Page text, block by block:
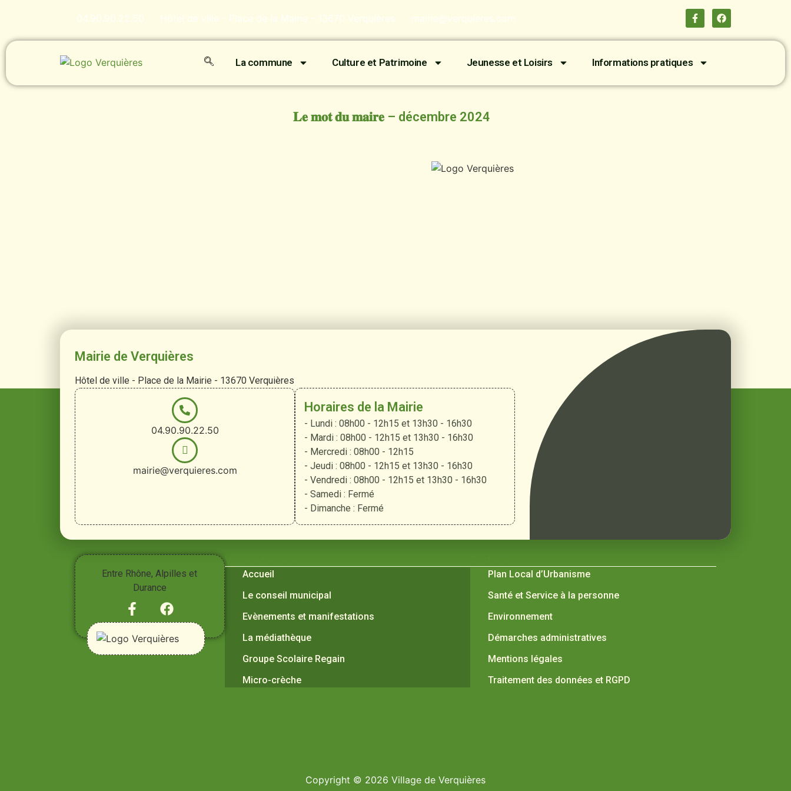
04.90.90.22.50 Hôtel de ville - Place de la Mairie - 13670 Verquières mairie@verquieres.com
La commune Culture et Patrimoine Jeunesse et Loisirs Informations pratiques
𝐋𝐞 𝐦𝐨𝐭 𝐝𝐮 𝐦𝐚𝐢𝐫𝐞 – décembre 2024
Mairie de Verquières
Hôtel de ville - Place de la Mairie - 13670 Verquières
04.90.90.22.50
mairie@verquieres.com
Horaires de la Mairie
- Lundi : 08h00 - 12h15 et 13h30 - 16h30
- Mardi : 08h00 - 12h15 et 13h30 - 16h30
- Mercredi : 08h00 - 12h15
- Jeudi : 08h00 - 12h15 et 13h30 - 16h30
- Vendredi : 08h00 - 12h15 et 13h30 - 16h30
- Samedi : Fermé
- Dimanche : Fermé
Entre Rhône, Alpilles et
Durance
Vivre à Verquières
Accueil
Le conseil municipal
Evènements et manifestations
La médiathèque
Groupe Scolaire Regain
Micro-crèche
Plan Local d’Urbanisme
Santé et Service à la personne
Environnement
Démarches administratives
Mentions légales
Traitement des données et RGPD
Copyright © 2026 Village de Verquières